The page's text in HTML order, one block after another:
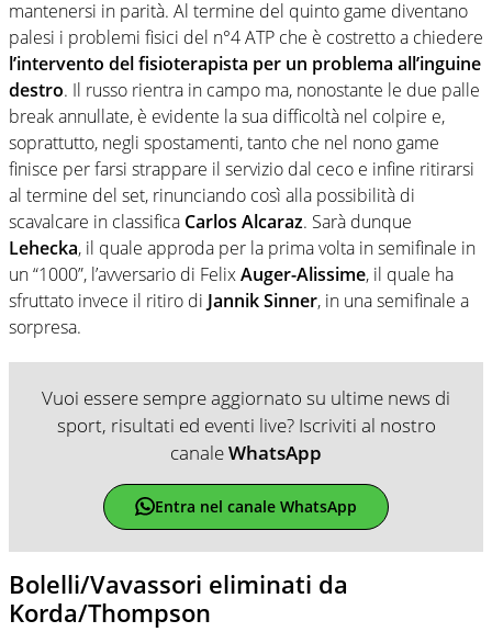
mantenersi in parità. Al termine del quinto game diventano
palesi i problemi fisici del n°4 ATP che è costretto a chiedere
l’intervento del fisioterapista per un problema all’inguine
destro. Il russo rientra in campo ma, nonostante le due palle
break annullate, è evidente la sua difficoltà nel colpire e,
soprattutto, negli spostamenti, tanto che nel nono game
finisce per farsi strappare il servizio dal ceco e infine ritirarsi
al termine del set, rinunciando così alla possibilità di
scavalcare in classifica Carlos Alcaraz. Sarà dunque
Lehecka, il quale approda per la prima volta in semifinale in
un “1000”, l’avversario di FelixAuger-Alissime, il quale ha
sfruttato invece il ritiro di Jannik Sinner, in una semifinale a
sorpresa.
Vuoi essere sempre aggiornato su ultime news di
sport, risultati ed eventi live? Iscriviti al nostro
canaleWhatsApp
Entra nel canale WhatsApp
Bolelli/Vavassori eliminati da
Korda/Thompson